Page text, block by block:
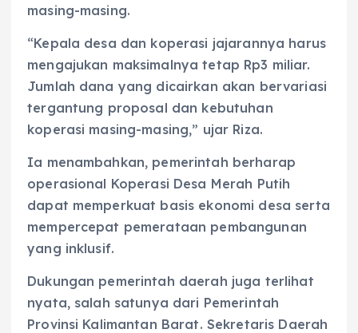
masing-masing.
“Kepala desa dan koperasi jajarannya harus
mengajukan maksimalnya tetap Rp3 miliar.
Jumlah dana yang dicairkan akan bervariasi
tergantung proposal dan kebutuhan
koperasi masing-masing,” ujar Riza.
Ia menambahkan, pemerintah berharap
operasional Koperasi Desa Merah Putih
dapat memperkuat basis ekonomi desa serta
mempercepat pemerataan pembangunan
yang inklusif.
Dukungan pemerintah daerah juga terlihat
nyata, salah satunya dari Pemerintah
Provinsi Kalimantan Barat. Sekretaris Daerah